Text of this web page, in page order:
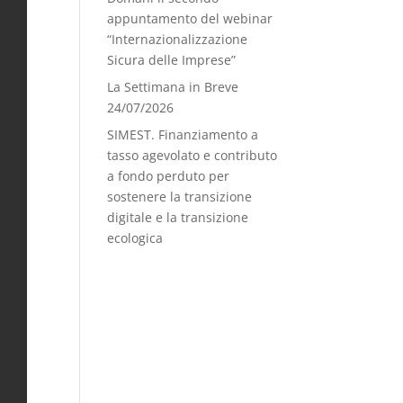
appuntamento del webinar
“Internazionalizzazione
Sicura delle Imprese”
La Settimana in Breve
24/07/2026
SIMEST. Finanziamento a
tasso agevolato e contributo
a fondo perduto per
sostenere la transizione
digitale e la transizione
ecologica